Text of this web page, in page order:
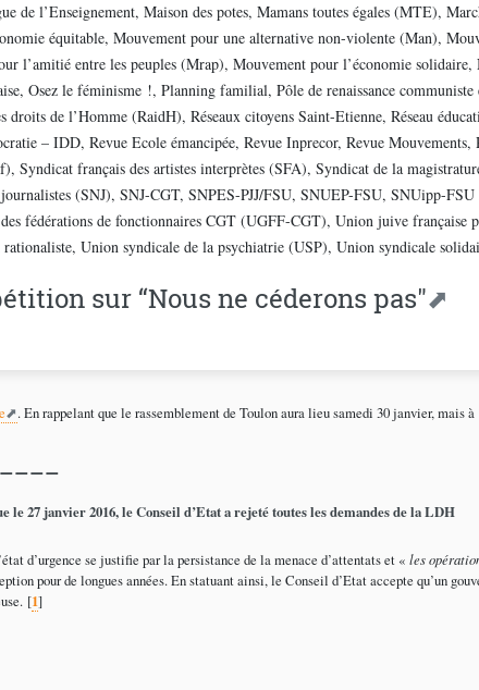
de l’Enseignement, Maison des potes, Mamans toutes égales (MTE),
équitable, Mouvement pour une alternative non-violente (Man),
l’amitié entre les peuples (Mrap), Mouvement pour l’économie
Osez le féminisme !, Planning familial, Pôle de renaissance communiste
droits de l’Homme (RaidH), Réseaux citoyens Saint-Etienne, Réseau
– IDD, Revue Ecole émancipée, Revue Inprecor, Revue
Syndicat français des artistes interprètes (SFA), Syndicat de la
(SNJ), SNJ-CGT, SNPES-PJJ/FSU, SNUEP-FSU, SNUipp-
fédérations de fonctionnaires CGT (UGFF-CGT), Union juive française
Union syndicale de la psychiatrie (USP), Union syndicale
sur “Nous ne céderons pas"
. En rappelant que le rassemblement de Toulon aura lieu samedi 30 janvier, mais à
Dans une décision rendue publique le 27 janvier 2016, le Conseil d’Etat a rejeté toutes les demandes de la LDH
d’urgence se justifie par la persistance de la menace d’attentats et «les
pour de longues années. En statuant ainsi, le Conseil d’Etat accepte qu’un
[1]